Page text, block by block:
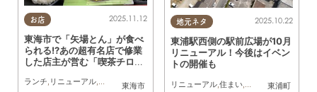
お店
東海市
2025.11.12
東海市で「矢場とん」が食べ
られる!?あの超有名店で修業
した店主が営む「喫茶チロ
ランチ, リニューアル,行ってみたレポ ,おひとりさま
地元ネタ
東浦町
2025.10.22
東浦駅西側の駅前広場が10月
リニューアル！今後はイベン
トの開催も
リニューアル, 住まい, まちネタ